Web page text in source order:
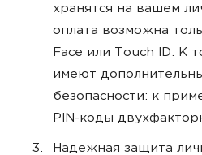
хранятся на вашем
оплата возможна
Face или Touch ID. К
имеют
безопасности: к
PIN-коды
Надежная защита